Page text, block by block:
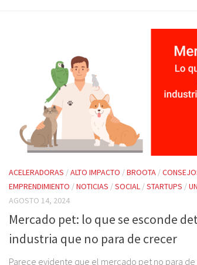
ACELERADORAS /ALTO IMPACTO /BROOTA /
EMPRENDIMIENTO /NOTICIAS /SOCIAL /STARTUPS /
AGOSTO 14, 2024
Mercado pet: lo que se esconde
industria que no para de crecer
Parece evidente que el mercado pet no para